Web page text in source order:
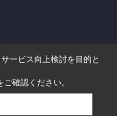
ービス向上検討を目的と
ご確認ください。